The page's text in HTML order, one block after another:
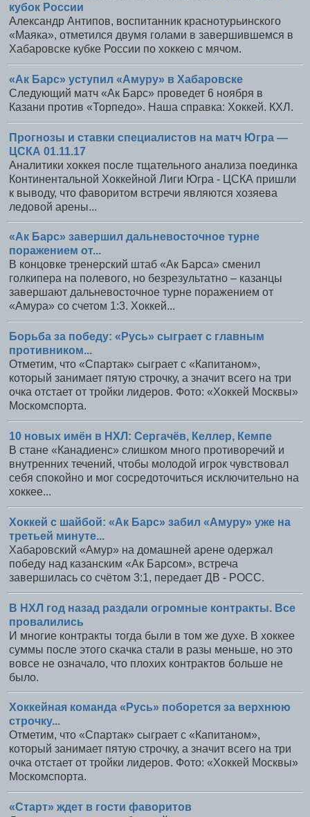
кубок России
Александр Антипов, воспитанник краснотурьинского
«Маяка», отметился двумя голами в завершившемся в
Хабаровске кубке России по хоккею с мячом.
«Ак Барс» уступил «Амуру» в Хабаровске
Следующий матч «Ак Барс» проведет 6 ноября в
Казани против «Торпедо». Наша справка: Хоккей. КХЛ.
Прогнозы и ставки специалистов на матч Югра —
ЦСКА 01.11.17
Аналитики хоккея после тщательного анализа поединка
Континентальной Хоккейной Лиги Югра - ЦСКА пришли
к выводу, что фаворитом встречи являются хозяева
ледовой арены...
«Ак Барс» завершил дальневосточное турне
поражением от...
В концовке тренерский штаб «Ак Барса» сменил
голкипера на полевого, но безрезультатно – казанцы
завершают дальневосточное турне поражением от
«Амура» со счетом 1:3. Хоккей...
Борьба за победу: «Русь» сыграет с главным
противником...
Отметим, что «Спартак» сыграет с «Капитаном»,
который занимает пятую строчку, а значит всего на три
очка отстает от тройки лидеров. Фото: «Хоккей Москвы»
Москомспорта.
10 новых имён в НХЛ: Сергачёв, Келлер, Кемпе
В стане «Канадиенс» слишком много противоречий и
внутренних течений, чтобы молодой игрок чувствовал
себя спокойно и мог сосредоточиться исключительно на
хоккее...
Хоккей с шайбой: «Ак Барс» забил «Амуру» уже на
третьей минуте...
Хабаровский «Амур» на домашней арене одержал
победу над казанским «Ак Барсом», встреча
завершилась со счётом 3:1, передает ДВ - РОСС.
В НХЛ год назад раздали огромные контракты. Все
провалились
И многие контракты тогда были в том же духе. В хоккее
суммы после этого скачка стали в разы меньше, но это
вовсе не означало, что плохих контрактов больше не
было.
Хоккейная команда «Русь» поборется за верхнюю
строчку...
Отметим, что «Спартак» сыграет с «Капитаном»,
который занимает пятую строчку, а значит всего на три
очка отстает от тройки лидеров. Фото: «Хоккей Москвы»
Москомспорта.
«Старт» ждет в гости фаворитов